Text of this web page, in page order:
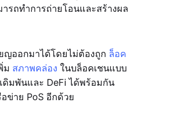
รถทำการถ่ายโอนและสร้างผล
ญออกมาได้โดยไม่ต้องถูก ล็อค
ม สภาพคล่อง ในบล็อคเชนแบบ
ดิมพันและ DeFi ได้พร้อมกัน
ข่าย PoS อีกด้วย